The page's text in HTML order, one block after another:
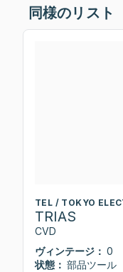
同様のリスト
TEL / TOKYO
TRIAS
CVD
ヴィンテージ： 0
状態： 部品ツール